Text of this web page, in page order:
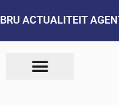
BRU ACTUALITEIT